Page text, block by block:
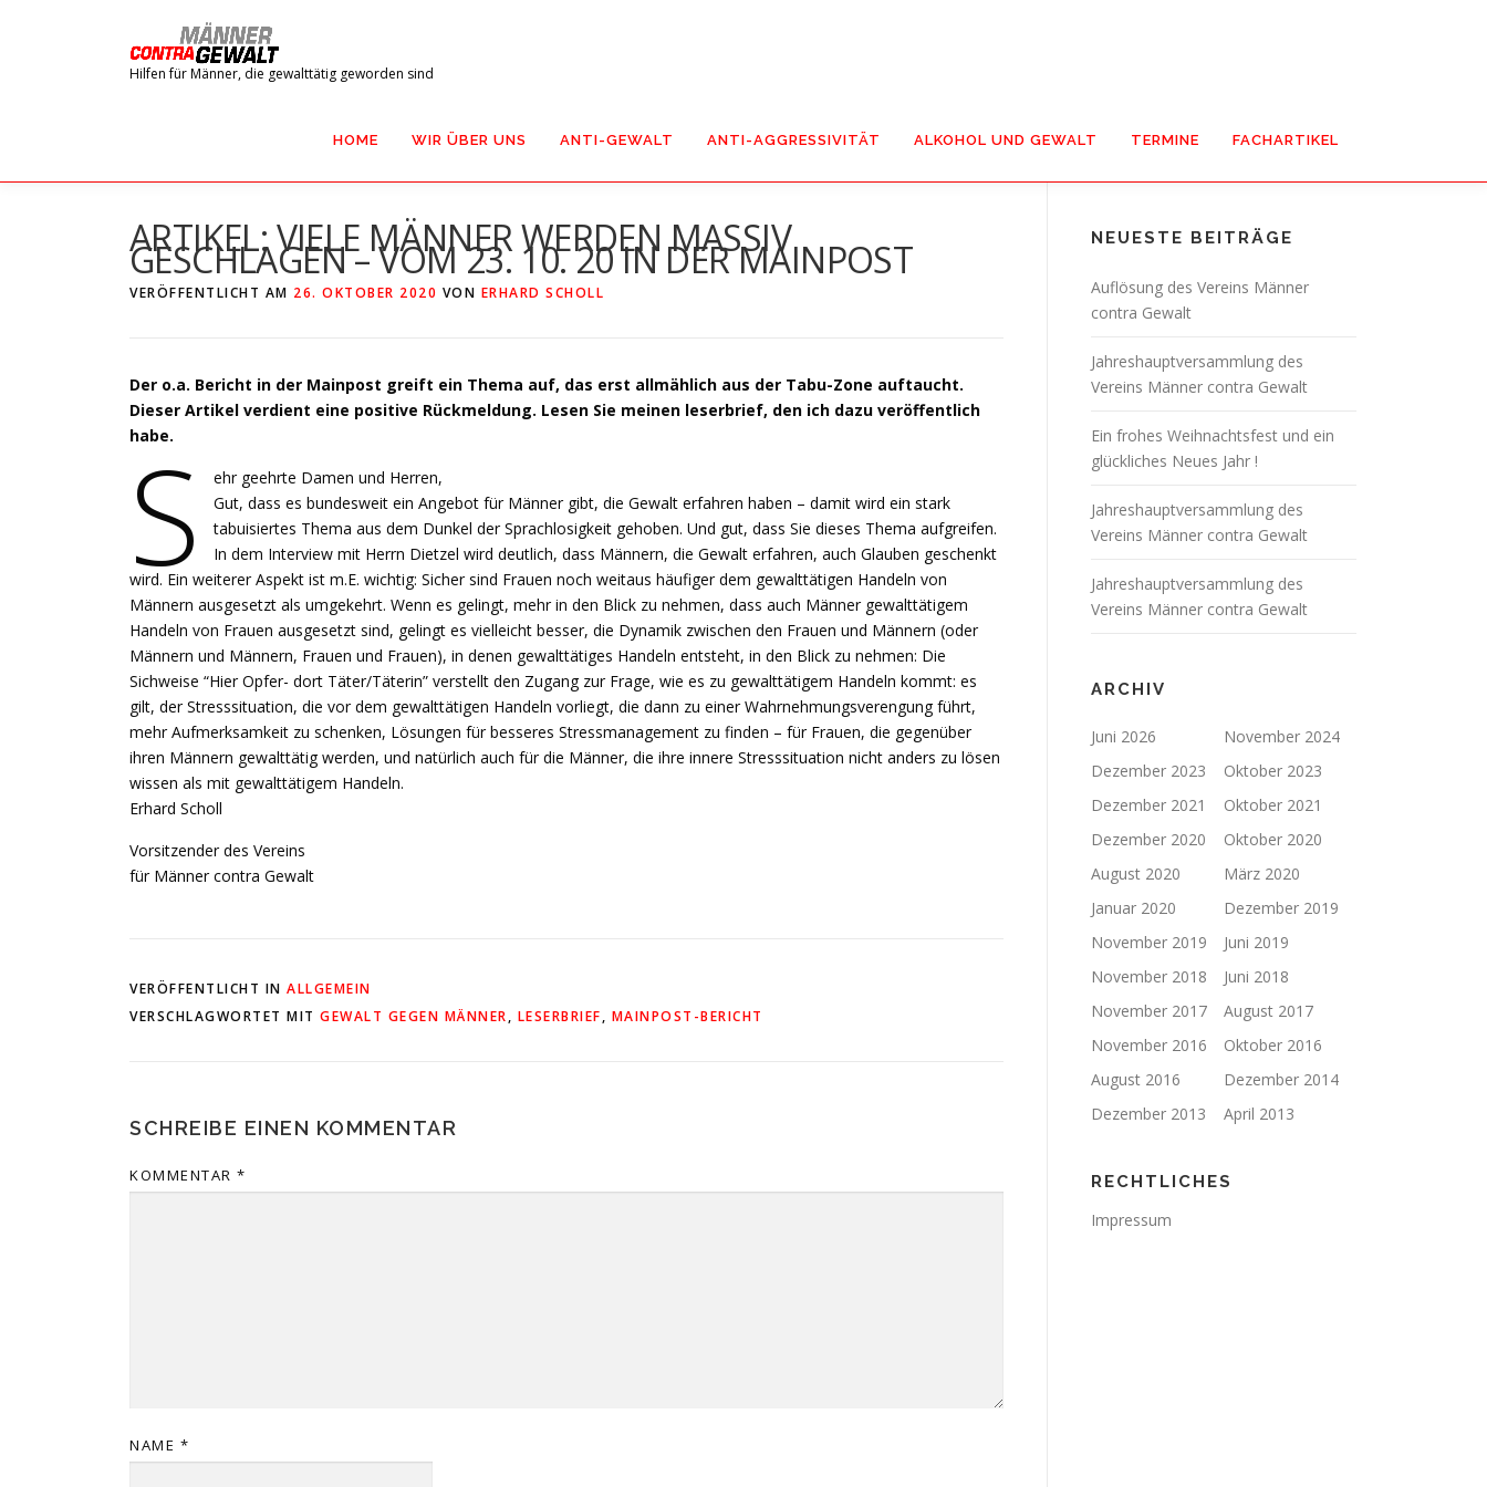
Hilfen für Männer, die gewalttätig geworden sind
HOME WIR ÜBER UNS ANTI-GEWALT ANTI-AGGRESSIVITÄT ALKOHOL UND GEWALT TERMINE FACHARTIKEL
ARTIKEL: VIELE MÄNNER WERDEN MASSIV
GESCHLAGEN – VOM 23. 10. 20 IN DER MAINPOST
VERÖFFENTLICHT AM 26. OKTOBER 2020 VON ERHARD SCHOLL
Der o.a. Bericht in der Mainpost greift ein Thema auf, das erst allmählich aus der Tabu-Zone auftaucht.
Dieser Artikel verdient eine positive Rückmeldung. Lesen Sie meinen leserbrief, den ich dazu veröffentlich
habe.
S
ehr geehrte Damen und Herren,
Gut, dass es bundesweit ein Angebot für Männer gibt, die Gewalt erfahren haben – damit wird ein stark
tabuisiertes Thema aus dem Dunkel der Sprachlosigkeit gehoben. Und gut, dass Sie dieses Thema aufgreifen.
In dem Interview mit Herrn Dietzel wird deutlich, dass Männern, die Gewalt erfahren, auch Glauben geschenkt
wird. Ein weiterer Aspekt ist m.E. wichtig: Sicher sind Frauen noch weitaus häufiger dem gewalttätigen Handeln von
Männern ausgesetzt als umgekehrt. Wenn es gelingt, mehr in den Blick zu nehmen, dass auch Männer gewalttätigem
Handeln von Frauen ausgesetzt sind, gelingt es vielleicht besser, die Dynamik zwischen den Frauen und Männern (oder
Männern und Männern, Frauen und Frauen), in denen gewalttätiges Handeln entsteht, in den Blick zu nehmen: Die
Sichweise “Hier Opfer- dort Täter/Täterin” verstellt den Zugang zur Frage, wie es zu gewalttätigem Handeln kommt: es
gilt, der Stresssituation, die vor dem gewalttätigen Handeln vorliegt, die dann zu einer Wahrnehmungsverengung führt,
mehr Aufmerksamkeit zu schenken, Lösungen für besseres Stressmanagement zu finden – für Frauen, die gegenüber
ihren Männern gewalttätig werden, und natürlich auch für die Männer, die ihre innere Stresssituation nicht anders zu lösen
wissen als mit gewalttätigem Handeln.
Erhard Scholl
Vorsitzender des Vereins
für Männer contra Gewalt
VERÖFFENTLICHT IN ALLGEMEIN
VERSCHLAGWORTET MIT GEWALT GEGEN MÄNNER, LESERBRIEF, MAINPOST-BERICHT
SCHREIBE EINEN KOMMENTAR
KOMMENTAR *
NAME *
NEUESTE BEITRÄGE
Auflösung des Vereins Männer
contra Gewalt
Jahreshauptversammlung des
Vereins Männer contra Gewalt
Ein frohes Weihnachtsfest und ein
glückliches Neues Jahr !
Jahreshauptversammlung des
Vereins Männer contra Gewalt
Jahreshauptversammlung des
Vereins Männer contra Gewalt
ARCHIV
Juni 2026
November 2024
Dezember 2023
Oktober 2023
Dezember 2021
Oktober 2021
Dezember 2020
Oktober 2020
August 2020
März 2020
Januar 2020
Dezember 2019
November 2019
Juni 2019
November 2018
Juni 2018
November 2017
August 2017
November 2016
Oktober 2016
August 2016
Dezember 2014
Dezember 2013
April 2013
RECHTLICHES
Impressum